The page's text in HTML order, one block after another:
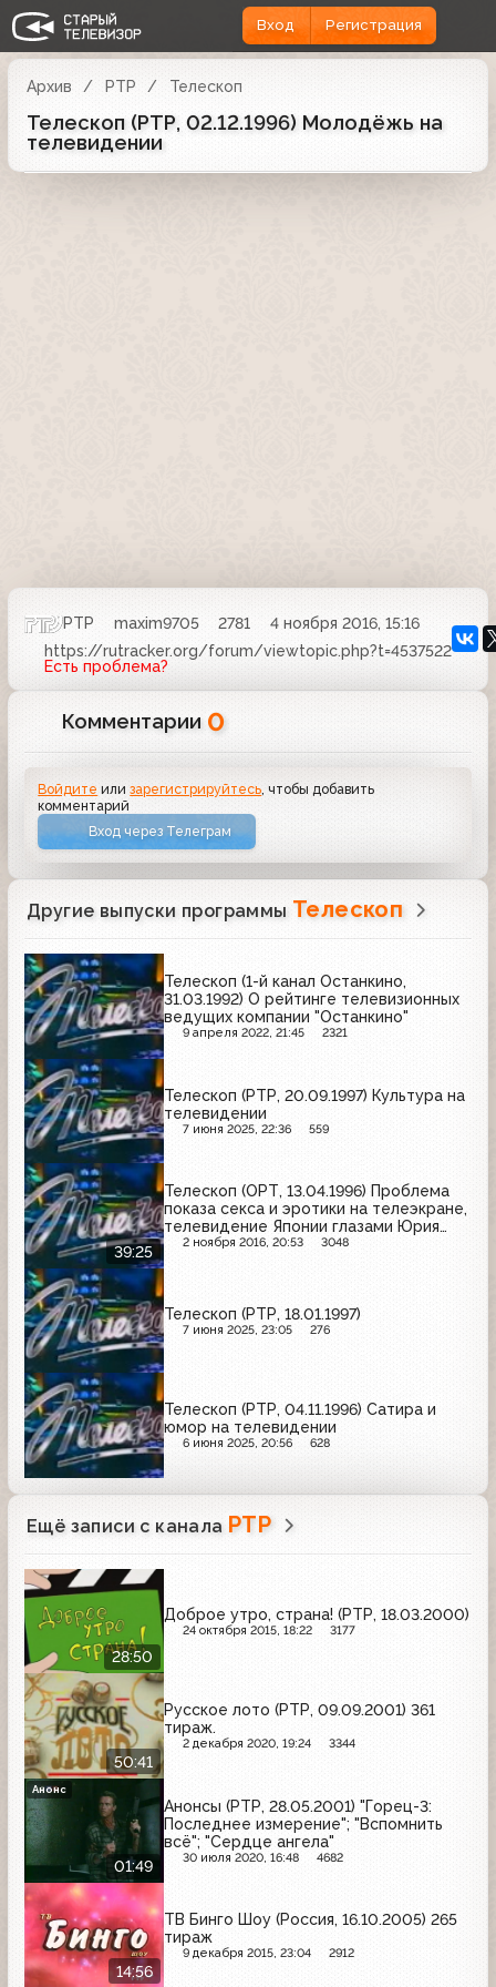
Вход Регистрация
Архив РТР Телескоп
Телескоп (РТР, 02.12.1996) Молодёжь на
телевидении
РТР maxim9705 2781
4 ноября 2016, 15:16
https://rutracker.org/forum/viewtopic.php?t=4537522
Есть проблема?
Комментарии 0
Войдите илизарегистрируйтесь , чтобы добавить
комментарий
Вход через Телеграм
Другие выпуски программы Телескоп
Телескоп (1-й канал Останкино,
31.03.1992) О рейтинге телевизионных
ведущих компании "Останкино"
9 апреля 2022, 21:45 2321
Телескоп (РТР, 20.09.1997) Культура на
телевидении
7 июня 2025, 22:36 559
39:25
Телескоп (ОРТ, 13.04.1996) Проблема
показа секса и эротики на телеэкране,
телевидение Японии глазами Юрия
Соломина
2 ноября 2016, 20:53 3048
Телескоп (РТР, 18.01.1997)
7 июня 2025, 23:05 276
Телескоп (РТР, 04.11.1996) Сатира и
юмор на телевидении
6 июня 2025, 20:56 628
Ещё записи с канала РТР
28:50
Доброе утро, страна! (РТР, 18.03.2000)
24 октября 2015, 18:22 3177
50:41
Русское лото (РТР, 09.09.2001) 361
тираж.
2 декабря 2020, 19:24 3344
01:49
Анонсы (РТР, 28.05.2001) "Горец-3:
Последнее измерение"; "Вспомнить
всё"; "Сердце ангела"
30 июля 2020, 16:48 4682
Анонс
14:56
ТВ Бинго Шоу (Россия, 16.10.2005) 265
тираж
9 декабря 2015, 23:04 2912